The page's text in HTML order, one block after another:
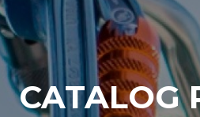
CATALOG